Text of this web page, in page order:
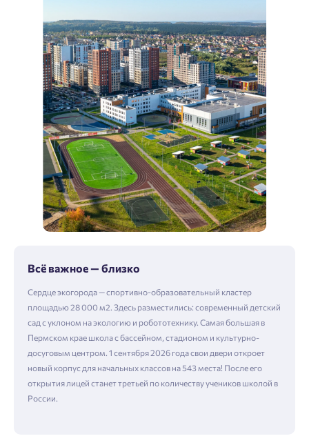
Всё важное — близко
Сердце экогорода — спортивно-образовательный кластер
площадью 28 000 м2. Здесь разместились: современный детский
сад с уклоном на экологию и робототехнику. Самая большая в
Пермском крае школа с бассейном, стадионом и культурно-
досуговым центром. 1 сентября 2026 года свои двери откроет
новый корпус для начальных классов на 543 места! После его
открытия лицей станет третьей по количеству учеников школой в
России.